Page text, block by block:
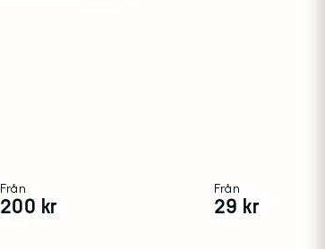
Från
200 kr
Från
29 kr